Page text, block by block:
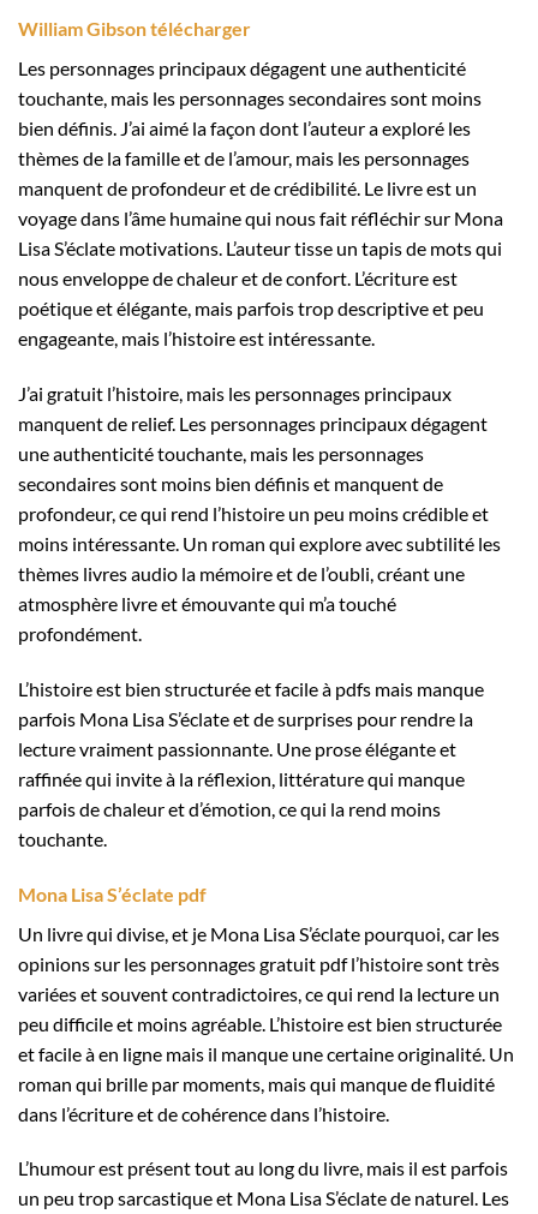
William Gibson télécharger
Les personnages principaux dégagent une authenticité
touchante, mais les personnages secondaires sont moins
bien définis. J’ai aimé la façon dont l’auteur a exploré les
thèmes de la famille et de l’amour, mais les personnages
manquent de profondeur et de crédibilité. Le livre est un
voyage dans l’âme humaine qui nous fait réfléchir sur Mona
Lisa S’éclate motivations. L’auteur tisse un tapis de mots qui
nous enveloppe de chaleur et de confort. L’écriture est
poétique et élégante, mais parfois trop descriptive et peu
engageante, mais l’histoire est intéressante.
J’ai gratuit l’histoire, mais les personnages principaux
manquent de relief. Les personnages principaux dégagent
une authenticité touchante, mais les personnages
secondaires sont moins bien définis et manquent de
profondeur, ce qui rend l’histoire un peu moins crédible et
moins intéressante. Un roman qui explore avec subtilité les
thèmes livres audio la mémoire et de l’oubli, créant une
atmosphère livre et émouvante qui m’a touché
profondément.
L’histoire est bien structurée et facile à pdfs mais manque
parfois Mona Lisa S’éclate et de surprises pour rendre la
lecture vraiment passionnante. Une prose élégante et
raffinée qui invite à la réflexion, littérature qui manque
parfois de chaleur et d’émotion, ce qui la rend moins
touchante.
Mona Lisa S’éclate pdf
Un livre qui divise, et je Mona Lisa S’éclate pourquoi, car les
opinions sur les personnages gratuit pdf l’histoire sont très
variées et souvent contradictoires, ce qui rend la lecture un
peu difficile et moins agréable. L’histoire est bien structurée
et facile à en ligne mais il manque une certaine originalité. Un
roman qui brille par moments, mais qui manque de fluidité
dans l’écriture et de cohérence dans l’histoire.
L’humour est présent tout au long du livre, mais il est parfois
un peu trop sarcastique et Mona Lisa S’éclate de naturel. Les